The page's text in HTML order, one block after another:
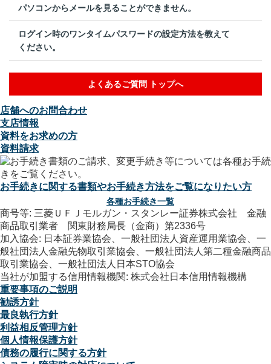
パソコンからメールを見ることができません。
ログイン時のワンタイムパスワードの設定方法を教えて
ください。
よくあるご質問 トップへ
店舗へのお問合わせ
支店情報
資料をお求めの方
資料請求
お手続きに関する書類やお手続き方法をご覧になりたい方
各種お手続き一覧
商号等: 三菱ＵＦＪモルガン・スタンレー証券株式会社 金融
商品取引業者 関東財務局長（金商）第2336号
加入協会: 日本証券業協会、一般社団法人資産運用業協会、一
般社団法人金融先物取引業協会、一般社団法人第二種金融商品
取引業協会、一般社団法人日本STO協会
当社が加盟する信用情報機関: 株式会社日本信用情報機構
重要事項のご説明
勧誘方針
最良執行方針
利益相反管理方針
個人情報保護方針
債務の履行に関する方針